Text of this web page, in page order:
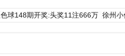
球148期开奖:头奖11注666万 徐州